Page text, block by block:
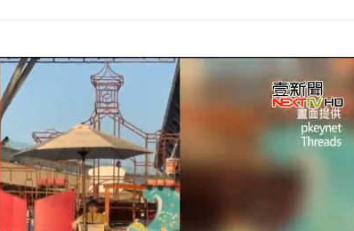
沖繩機場航班取消！ 滯留旅客「拚手速」搶...
蕭美琴赴高雄視察城鎮韌性演習 AIT高雄分...